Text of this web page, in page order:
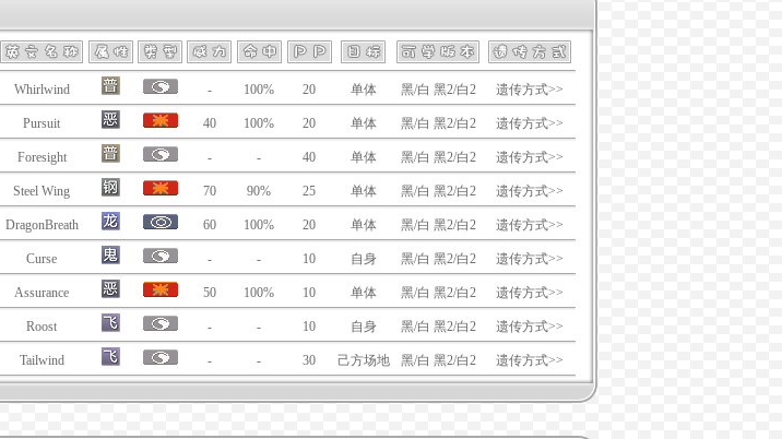
Whirlwind - 100% 20 单体 黑/白 黑2/白2 遗传方式>>
Pursuit 40 100% 20 单体 黑/白 黑2/白2 遗传方式>>
Foresight - - 40 单体 黑/白 黑2/白2 遗传方式>>
Steel Wing 70 90% 25 单体 黑/白 黑2/白2 遗传方式>>
DragonBreath 60 100% 20 单体 黑/白 黑2/白2 遗传方式>>
Curse - - 10 自身 黑/白 黑2/白2 遗传方式>>
Assurance 50 100% 10 单体 黑/白 黑2/白2 遗传方式>>
Roost - - 10 自身 黑/白 黑2/白2 遗传方式>>
Tailwind - - 30 己方场地 黑/白 黑2/白2 遗传方式>>